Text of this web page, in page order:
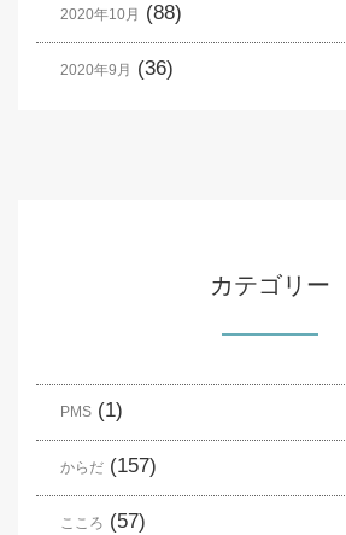
2020年10月 (88)
2020年9月 (36)
カテゴリー
PMS (1)
からだ (157)
こころ (57)